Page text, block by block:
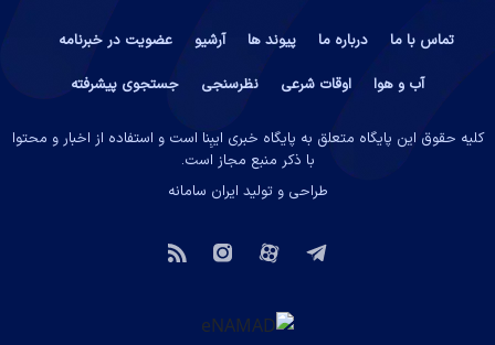
تماس با ما درباره ما پیوند ها آرشیو
عضویت در خبرنامه
آب و هوا
اوقات شرعی نظرسنجی جستجوی پیشرفته
کلیه حقوق این پایگاه متعلق به پایگاه خبری ایبِنا است و استفاده از اخبار و محتوا
با ذکر منبع مجاز است.
طراحی و تولید ایران سامانه